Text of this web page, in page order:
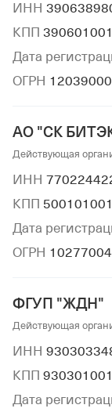
ИНН
КПП 390601001
Дата
ОГРН
АО "СК
Действующая
ИНН
КПП 500101001
Дата
ОГРН
ФГУП "ЖДН"
Действующая
ИНН
КПП 930301001
Дата